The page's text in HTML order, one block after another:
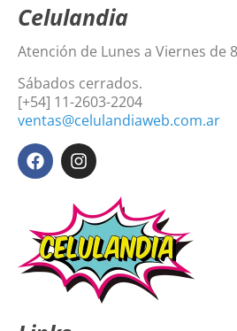
Celulandia
Atención de Lunes a Viernes de
Sábados cerrados.
[+54] 11-2603-2204
ventas@celulandiaweb.com.ar